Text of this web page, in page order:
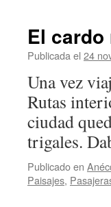
El cardo
Publicada el 24
Una vez
Rutas
ciudad
trigales.
Publicado en
Paisajes,